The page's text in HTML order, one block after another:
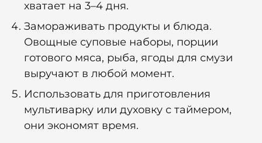
хватает на 3–4 дня.
Замораживать продукты и блюда.
Овощные суповые наборы, порции
готового мяса, рыба, ягоды для смузи
выручают в любой момент.
Использовать для приготовления
мультиварку или духовку с таймером,
они экономят время.